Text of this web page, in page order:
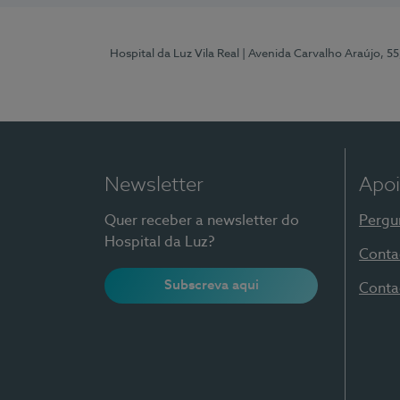
Hospital da Luz Vila Real | Avenida Carvalho Araújo,
Newsletter
Quer receber a newsletter do
Hospital da Luz?
Subscreva aqui